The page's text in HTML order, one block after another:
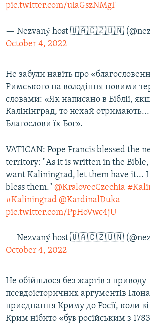
pic.twitter.com/uIaGszNMgF
— Nezvaný host 🇺🇦🇨🇿🇺🇳
October 4, 2022
Не забули навіть про
Римського на володіння новими
словами: «Як написано в Біблії,
Калінінград, то нехай
Благослови їх Бог».
VATICAN: Pope Francis blessed the
territory: "As it is written in the Bible,
want Kaliningrad, let them have it... I
bless them." @KralovecCzechia
#Kaliningrad @KardinalDuka
pic.twitter.com/PpHoVwc4jU
— Nezvaný host 🇺🇦🇨🇿🇺🇳
October 4, 2022
Не обійшлося без жартів з приводу
псевдоісторичних аргументів
приєднання Криму до Росії, коли
Крим нібито «був російським з